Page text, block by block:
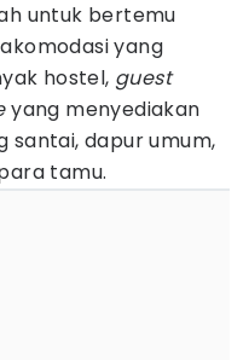
untuk bertemu
yang
hostel, guest
yang menyediakan
santai, dapur umum,
tamu.